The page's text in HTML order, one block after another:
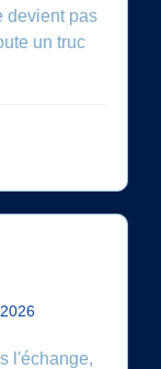
devient pas
un truc
l'échange,